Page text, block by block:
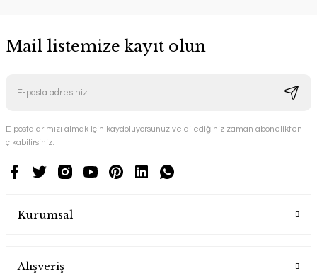
Mail listemize kayıt olun
E-postalarımızı almak için kaydoluyorsunuz ve dilediğiniz zaman abonelikten
çıkabilirsiniz.
Kurumsal
Alışveriş